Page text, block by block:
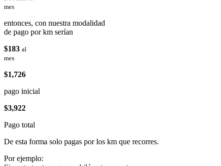
mes
entonces, con nuestra modalidad
de pago por km serían
$183 al
mes
$1,726
pago inicial
$3,922
Pago total
De esta forma solo pagas por los km que recorres.
Por ejemplo: